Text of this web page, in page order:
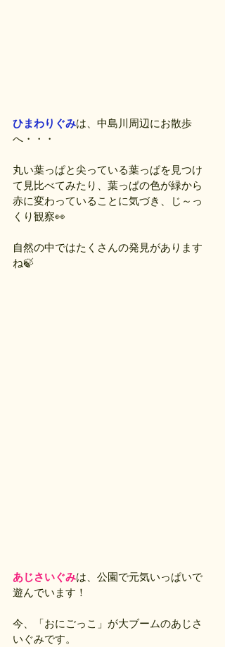
ひまわりぐみは、中島川周辺にお散歩
へ・・・
丸い葉っぱと尖っている葉っぱを見つけ
て見比べてみたり、葉っぱの色が緑から
赤に変わっていることに気づき、じ～っ
くり観察👀
自然の中ではたくさんの発見があります
ね🍃
あじさいぐみは、公園で元気いっぱいで
遊んでいます！
今、「おにごっこ」が大ブームのあじさ
いぐみです。